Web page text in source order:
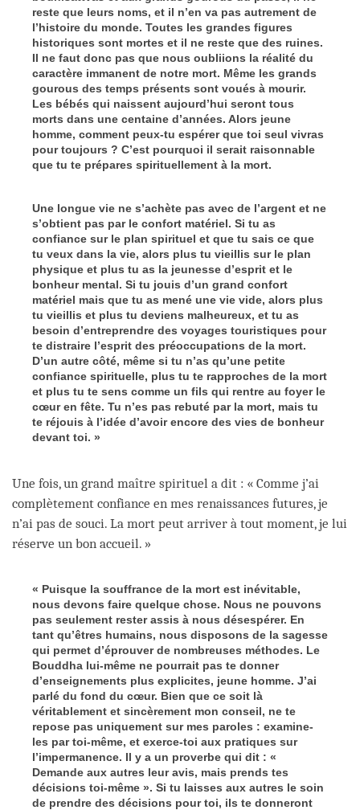
reste que leurs noms, et il n’en va pas autrement de
l’histoire du monde. Toutes les grandes figures
historiques sont mortes et il ne reste que des ruines.
Il ne faut donc pas que nous oubliions la réalité du
caractère immanent de notre mort. Même les grands
gourous des temps présents sont voués à mourir.
Les bébés qui naissent aujourd’hui seront tous
morts dans une centaine d’années. Alors jeune
homme, comment peux-tu espérer que toi seul vivras
pour toujours ? C’est pourquoi il serait raisonnable
que tu te prépares spirituellement à la mort.
Une longue vie ne s’achète pas avec de l’argent et ne
s’obtient pas par le confort matériel. Si tu as
confiance sur le plan spirituel et que tu sais ce que
tu veux dans la vie, alors plus tu vieillis sur le plan
physique et plus tu as la jeunesse d’esprit et le
bonheur mental. Si tu jouis d’un grand confort
matériel mais que tu as mené une vie vide, alors plus
tu vieillis et plus tu deviens malheureux, et tu as
besoin d’entreprendre des voyages touristiques pour
te distraire l’esprit des préoccupations de la mort.
D’un autre côté, même si tu n’as qu’une petite
confiance spirituelle, plus tu te rapproches de la mort
et plus tu te sens comme un fils qui rentre au foyer le
cœur en fête. Tu n’es pas rebuté par la mort, mais tu
te réjouis à l’idée d’avoir encore des vies de bonheur
devant toi. »
Une fois, un grand maître spirituel a dit : « Comme j’ai
complètement confiance en mes renaissances futures, je
n’ai pas de souci. La mort peut arriver à tout moment, je lui
réserve un bon accueil. »
« Puisque la souffrance de la mort est inévitable,
nous devons faire quelque chose. Nous ne pouvons
pas seulement rester assis à nous désespérer. En
tant qu’êtres humains, nous disposons de la sagesse
qui permet d’éprouver de nombreuses méthodes. Le
Bouddha lui-même ne pourrait pas te donner
d’enseignements plus explicites, jeune homme. J’ai
parlé du fond du cœur. Bien que ce soit là
véritablement et sincèrement mon conseil, ne te
repose pas uniquement sur mes paroles : examine-
les par toi-même, et exerce-toi aux pratiques sur
l’impermanence. Il y a un proverbe qui dit : «
Demande aux autres leur avis, mais prends tes
décisions toi-même ». Si tu laisses aux autres le soin
de prendre des décisions pour toi, ils te donneront